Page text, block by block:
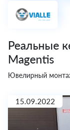
Реальные
Magentis
Ювелирный
15.09.2022